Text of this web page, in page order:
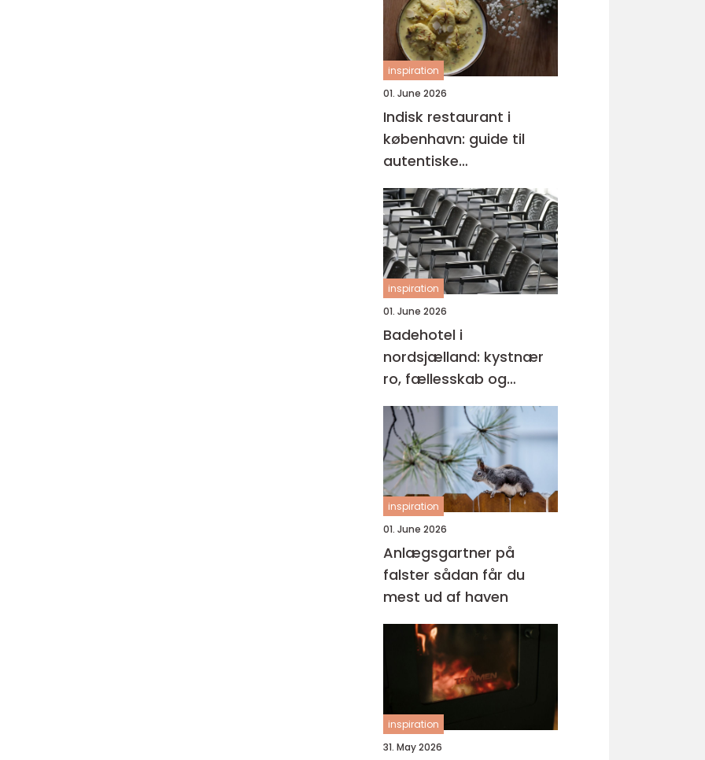
inspiration
01. June 2026
Indisk restaurant i
københavn: guide til
autentiske
smagsoplevelser
inspiration
01. June 2026
Badehotel i
nordsjælland: kystnær
ro, fællesskab og
hverdagspauser
inspiration
01. June 2026
Anlægsgartner på
falster sådan får du
mest ud af haven
inspiration
31. May 2026